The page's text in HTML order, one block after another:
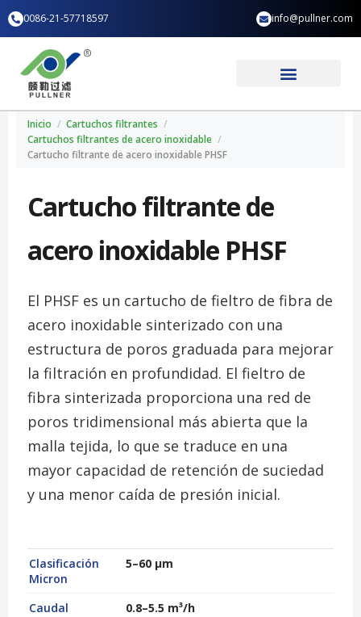
contenido
0086-21-57718597 info@pullner.com
Inicio / Cartuchos filtrantes /
Cartuchos filtrantes de acero inoxidable /
Cartucho filtrante de acero inoxidable PHSF
Cartucho filtrante de
acero inoxidable PHSF
El PHSF es un cartucho de fieltro de fibra de
acero inoxidable sinterizado con una
estructura de poros graduada para mejorar
la filtración en profundidad. El fieltro de
fibra sinterizada proporciona una red de
poros tridimensional más abierta que la
malla tejida, lo que se traduce en una
mayor capacidad de retención de suciedad
y una menor caída de presión inicial.
Clasificación
Micron
5–60 µm
Caudal
0.8–5.5 m³/h